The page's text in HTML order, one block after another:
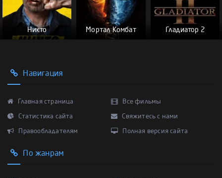
Никто Мортал Комбат Гладиатор 2
Навигация
Главная страница Все фильмы
Статистика сайта Свяжитесь с нами
Правообладателям Полная версия сайта
По жанрам